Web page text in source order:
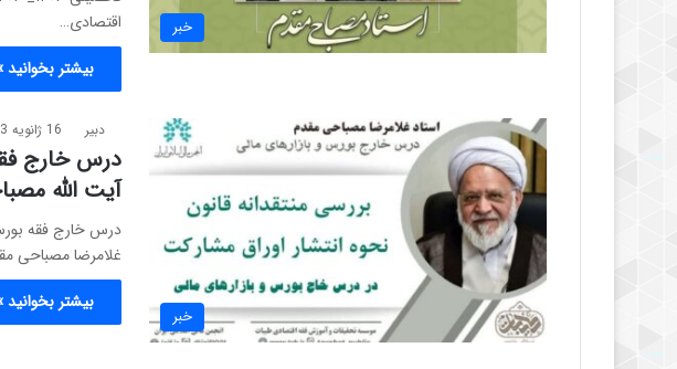
خبر
اقتصادی…
بیشتر بخوانید
خبر
دبیر 16 ژانویه 2023
درس خارج
آیت الله مصباحی
درس خارج فقه
غلامرضا مصباحی مقدم در
بیشتر بخوانید